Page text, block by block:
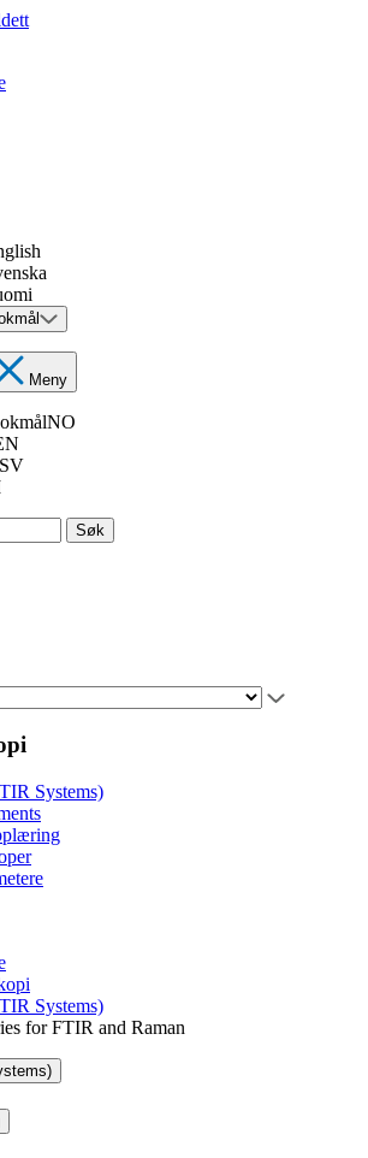
Meny
NO
SV
Søk
Systems)
Systems)
for FTIR and Raman